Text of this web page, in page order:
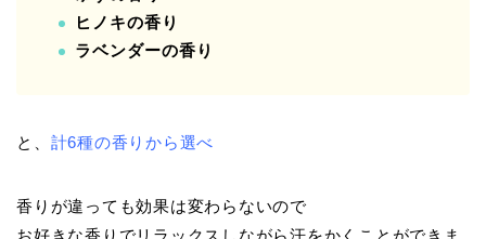
ヒノキの香り
ラベンダーの香り
と、 計6種の香りから選べ
香りが違っても効果は変わらないので